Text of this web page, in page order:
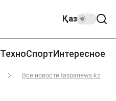
Қаз
ТехноСпортИнтересное
Все новости taspanews.kz